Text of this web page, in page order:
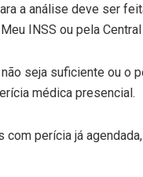
a análise deve ser
INSS ou pela
seja suficiente ou o
médica presencial.
perícia já